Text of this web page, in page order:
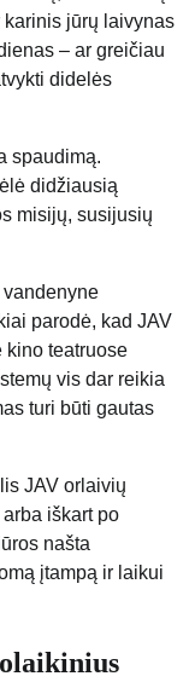
jūrų laivynas
– ar greičiau
didelės
spaudimą.
didžiausią
misijų, susijusių
parodė, kad JAV
kino teatruose
vis dar reikia
turi būti gautas
JAV orlaivių
iškart po
našta
įtampą ir laikui